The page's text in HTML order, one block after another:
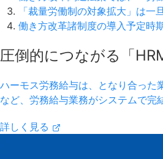
「裁量労働制の対象拡大」は一
働き方改革諸制度の導入予定時
圧倒的につながる「
ハーモス労務給与は、となり合った
など、労務給与業務がシステムで完
詳しく見る